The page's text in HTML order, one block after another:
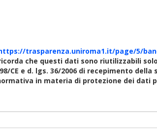
trasparenza.uniroma1.it/page/5/
che questi dati sono riutilizzabili
e d. lgs. 36/2006 di recepimento della
in materia di protezione dei dati